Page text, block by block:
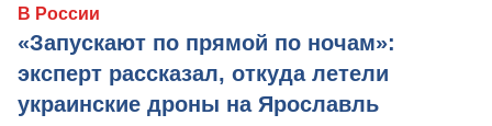
В России
«Запускают по прямой по ночам»:
эксперт рассказал, откуда летели
украинские дроны на Ярославль